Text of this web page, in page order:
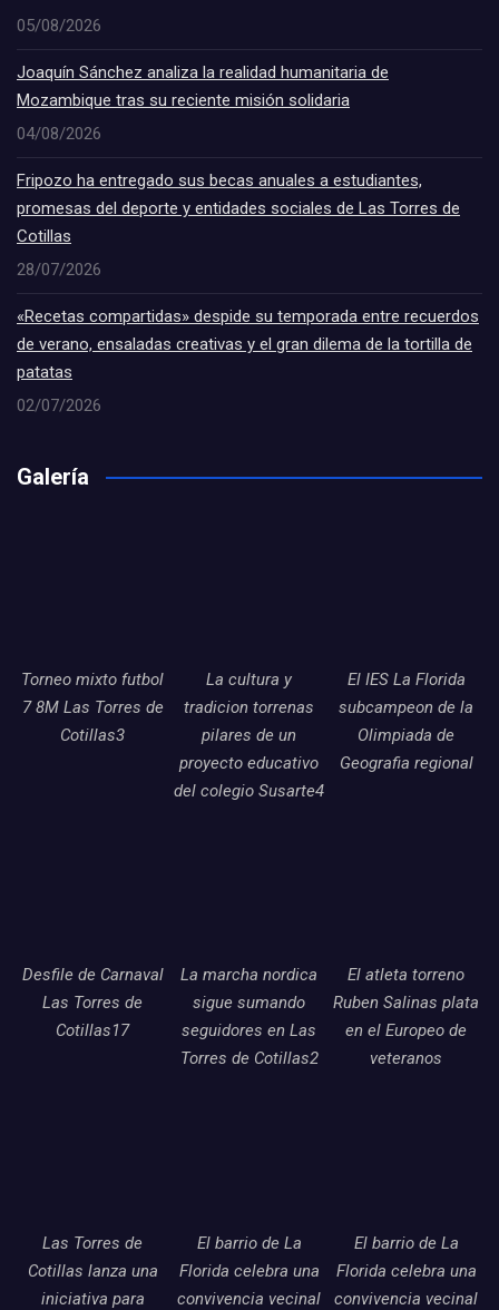
05/08/2026
Joaquín Sánchez analiza la realidad humanitaria de
Mozambique tras su reciente misión solidaria
04/08/2026
Fripozo ha entregado sus becas anuales a estudiantes,
promesas del deporte y entidades sociales de Las Torres de
Cotillas
28/07/2026
«Recetas compartidas» despide su temporada entre recuerdos
de verano, ensaladas creativas y el gran dilema de la tortilla de
patatas
02/07/2026
Galería
Torneo mixto futbol
7 8M Las Torres de
Cotillas3
La cultura y
tradicion torrenas
pilares de un
proyecto educativo
del colegio Susarte4
El IES La Florida
subcampeon de la
Olimpiada de
Geografia regional
Desfile de Carnaval
Las Torres de
Cotillas17
La marcha nordica
sigue sumando
seguidores en Las
Torres de Cotillas2
El atleta torreno
Ruben Salinas plata
en el Europeo de
veteranos
Las Torres de
Cotillas lanza una
iniciativa para
El barrio de La
Florida celebra una
convivencia vecinal
El barrio de La
Florida celebra una
convivencia vecinal